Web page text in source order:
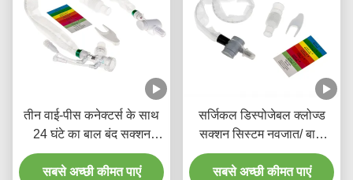
तीन वाई-पीस कनेक्टर्स के साथ
24 घंटे का बाल बंद सक्शन
कैथेटर
सबसे अच्छी कीमत पाएं
सर्जिकल डिस्पोजेबल क्लोज्ड
सक्शन सिस्टम नवजात/ बाल
रोग-कोहनी
सबसे अच्छी कीमत पाएं